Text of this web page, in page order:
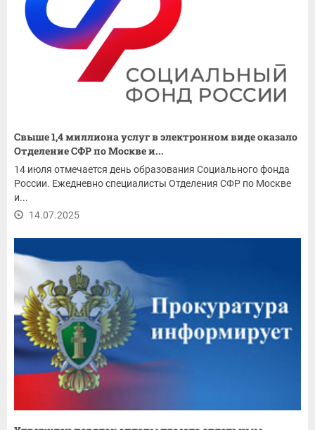
Свыше 1,4 миллиона услуг в электронном виде оказало
Отделение СФР по Москве и...
14 июля отмечается день образования Социального фонда
России. Ежедневно специалисты Отделения СФР по Москве
и...
14.07.2025